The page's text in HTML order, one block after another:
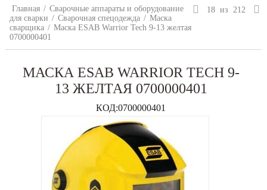
Главная / Сварочные аппараты и оборудование
для сварки / Сварочная спецодежда / Маска
сварщика / Маска ESAB Warrior Tech 9-13 желтая
0700000401
18 из 212
МАСКА ESAB WARRIOR TECH 9-
13 ЖЕЛТАЯ 0700000401
КОД:0700000401